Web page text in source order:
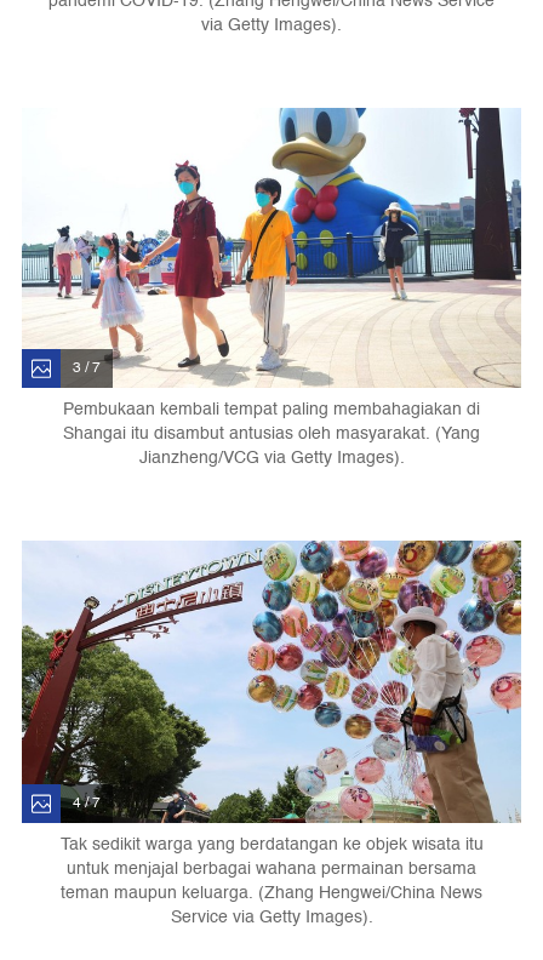
via Getty Images).
3 / 7
Pembukaan kembali tempat paling membahagiakan di
Shangai itu disambut antusias oleh masyarakat. (Yang
Jianzheng/VCG via Getty Images).
4 / 7
Tak sedikit warga yang berdatangan ke objek wisata itu
untuk menjajal berbagai wahana permainan bersama
teman maupun keluarga. (Zhang Hengwei/China News
Service via Getty Images).